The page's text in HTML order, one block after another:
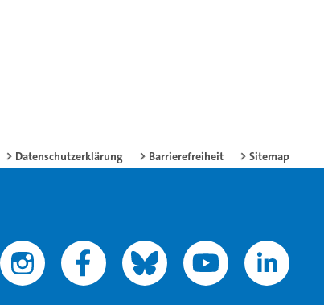
Datenschutzerklärung Barrierefreiheit Sitemap